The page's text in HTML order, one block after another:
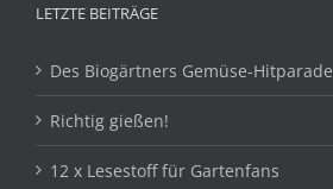
LETZTE BEITRÄGE
Des Biogärtners Gemüse-Hitparade
Richtig gießen!
12 x Lesestoff für Gartenfans